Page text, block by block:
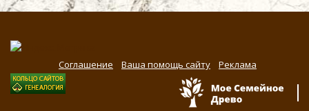
Соглашение Ваша помощь сайту Реклама